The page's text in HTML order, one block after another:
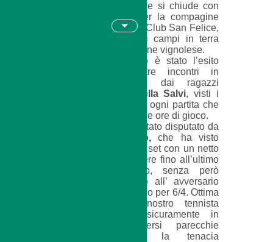
Seconda giornata che si chiude con
l’amaro in bocca per la compagine
Under 16 del Tennis Club San Felice,
sconfitta per 3-0 sui campi in terra
battuta della formazione vignolese.
Forse troppo severo è stato l’esito
complessivo dei tre incontri in
programma, giocati dai ragazzi
Raffaella Salvi, visti i
risvolti e la durata di ogni partita che
si è avvicinata alle due ore di gioco.
Il primo singolare è stato disputato da
Emanuele Morabito,che ha visto
scivolare via il primo set con un netto
6/0, per poi combattere fino all’ultimo
punto nel secondo, senza però
riuscire a strapparlo all’ avversario
che ha avuto la meglio per 6/4. Ottima
“palestra” per il nostro tennista
sanfeliciano, che sicuramente in
futuro potrà togliersi parecchie
soddisfazioni per la tenacia